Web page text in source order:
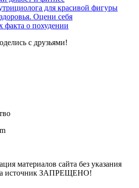
для красивой фигуры
Оцени себя
о похудении
с друзьями!
материалов сайта без указания
источник ЗАПРЕЩЕНО!